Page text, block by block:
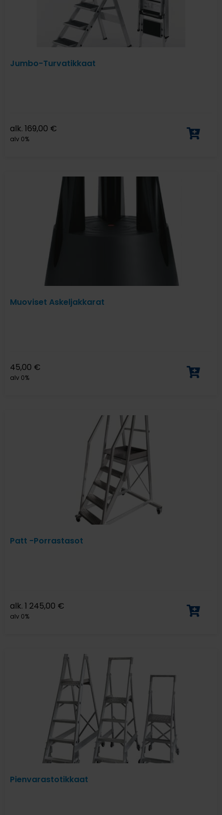
Jumbo-Turvatikkaat
alk. 169,00 €
alv 0%
Muoviset Askeljakkarat
45,00 €
alv 0%
Patt -Porrastasot
alk. 1 245,00 €
alv 0%
Pienvarastotikkaat